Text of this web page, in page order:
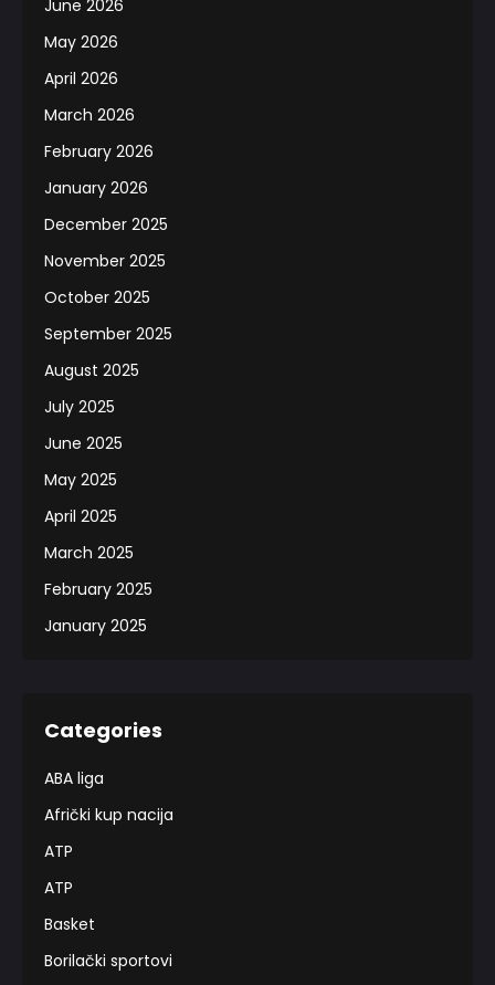
June 2026
May 2026
April 2026
March 2026
February 2026
January 2026
December 2025
November 2025
October 2025
September 2025
August 2025
July 2025
June 2025
May 2025
April 2025
March 2025
February 2025
January 2025
Categories
ABA liga
Afrički kup nacija
ATP
ATP
Basket
Borilački sportovi